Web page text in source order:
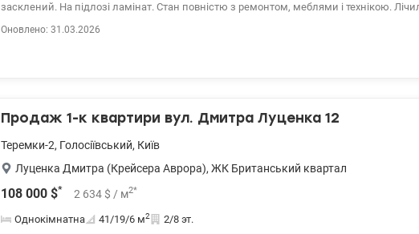
засклений. На підлозі ламінат. Стан повністю з ремонтом, меблями і технікою. Лічильники
Оновлено: 31.03.2026
Продаж 1-к квартири вул. Дмитра Луценка 12
Теремки-2, Голосіївський, Київ
Луценка Дмитра (Крейсера Аврора), ЖК Британський квартал
108 000 $* 2 634 $ / м2*
Однокімнатна 41/19/6 м2 2/8 эт.